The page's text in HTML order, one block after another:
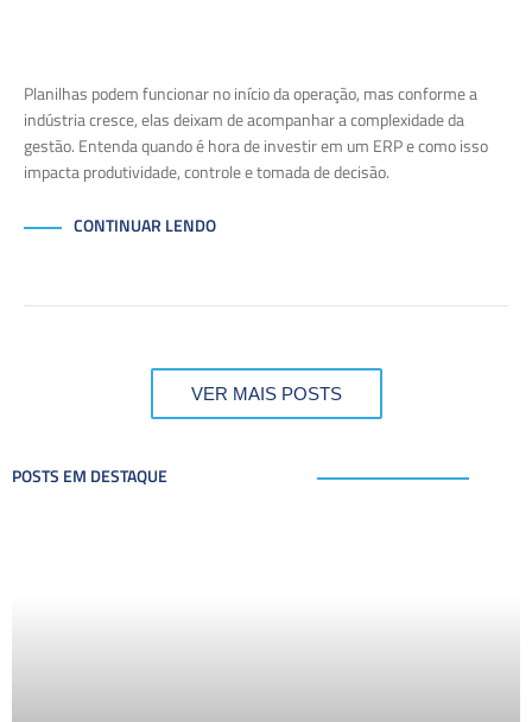
Planilhas podem funcionar no início da operação, mas conforme a
indústria cresce, elas deixam de acompanhar a complexidade da
gestão. Entenda quando é hora de investir em um ERP e como isso
impacta produtividade, controle e tomada de decisão.
CONTINUAR LENDO
VER MAIS POSTS
POSTS EM DESTAQUE